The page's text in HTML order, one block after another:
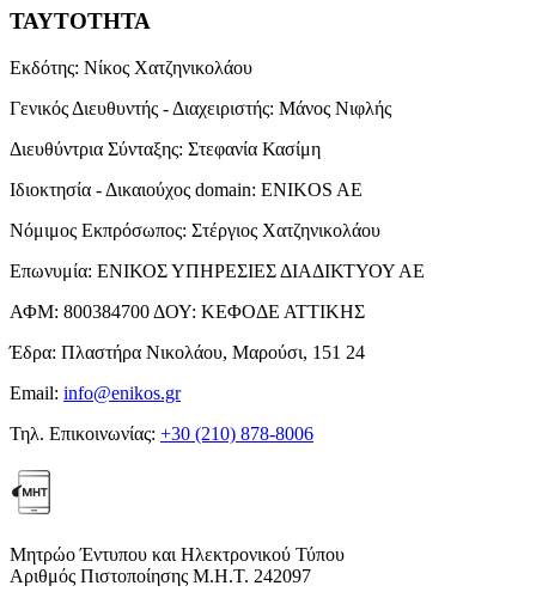
ΤΑΥΤΟΤΗΤΑ
Εκδότης: Νίκος Χατζηνικολάου
Γενικός Διευθυντής - Διαχειριστής: Μάνος Νιφλής
Διευθύντρια Σύνταξης: Στεφανία Κασίμη
Ιδιοκτησία - Δικαιούχος domain: ENIKOS AE
Νόμιμος Εκπρόσωπος: Στέργιος Χατζηνικολάου
Επωνυμία: ΕΝΙΚΟΣ ΥΠΗΡΕΣΙΕΣ ΔΙΑΔΙΚΤΥΟΥ ΑΕ
ΑΦΜ: 800384700 ΔΟΥ: ΚΕΦΟΔΕ ΑΤΤΙΚΗΣ
Έδρα: Πλαστήρα Νικολάου, Μαρούσι, 151 24
Email: info@enikos.gr
Τηλ. Επικοινωνίας: +30 (210) 878-8006
Μητρώο Έντυπου και Ηλεκτρονικού Τύπου
Αριθμός Πιστοποίησης Μ.Η.Τ. 242097